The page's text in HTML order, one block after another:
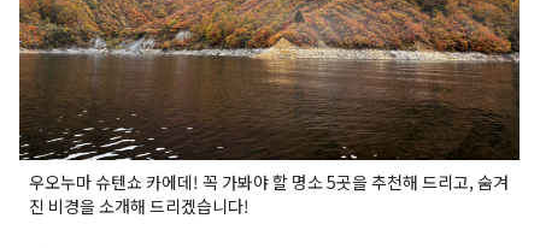
우오누마 슈텐쇼 카에데! 꼭 가봐야 할 명소 5곳을 추천해 드리고, 숨겨
진 비경을 소개해 드리겠습니다!